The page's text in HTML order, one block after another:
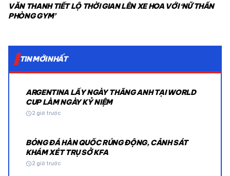
VĂN THANH TIẾT LỘ THỜI GIAN LÊN XE HOA VỚI ‘NỮ THẦN
PHÒNG GYM’
TIN MỚI NHẤT
ARGENTINA LẤY NGÀY THẮNG ANH TẠI WORLD
CUP LÀM NGÀY KỶ NIỆM
schedule2 giờ trước
BÓNG ĐÁ HÀN QUỐC RÚNG ĐỘNG, CẢNH SÁT
KHÁM XÉT TRỤ SỞ KFA
schedule2 giờ trước